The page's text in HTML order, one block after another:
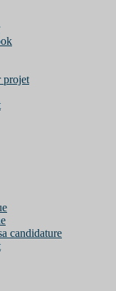
projet
candidature